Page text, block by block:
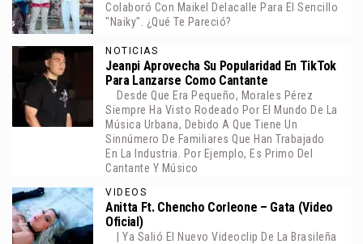
Colaboró Con Maikel Delacalle Para El Sencillo
"Naiky". ¿Qué Te Pareció?
NOTICIAS
Jeanpi Aprovecha Su Popularidad En TikTok
Para Lanzarse Como Cantante
Desde Que Era Pequeño, Morales Pérez
Siempre Ha Visto Rodeado Por El Mundo De La
Música Urbana, Debido A Que Tiene Un
Sinnúmero De Familiares Que Han Trabajado
En La Industria. Por Ejemplo, Es Primo Del
Cantante Y Músico
VIDEOS
Anitta Ft. Chencho Corleone – Gata (Video
Oficial)
| Ya Salió El Nuevo Videoclip De La Brasileña